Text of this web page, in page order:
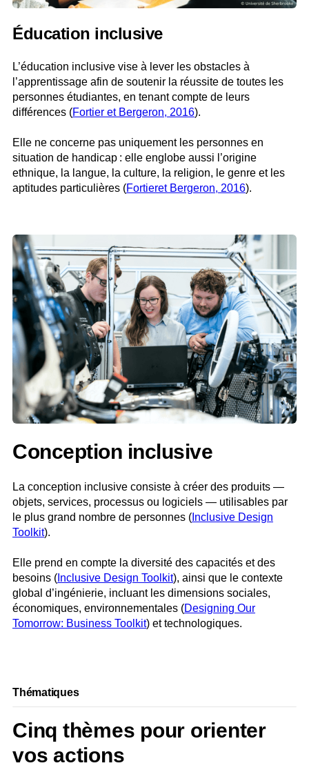
Éducation inclusive
L’éducation inclusive vise à lever les obstacles à
l’apprentissage afin de soutenir la réussite de toutes les
personnes étudiantes, en tenant compte de leurs
différences (Fortier et Bergeron, 2016).
Elle ne concerne pas uniquement les personnes en
situation de handicap : elle englobe aussi l’origine
ethnique, la langue, la culture, la religion, le genre et les
aptitudes particulières (Fortieret Bergeron, 2016).
Conception inclusive
La conception inclusive consiste à créer des produits —
objets, services, processus ou logiciels — utilisables par
le plus grand nombre de personnes ( Inclusive Design
Toolkit).
Elle prend en compte la diversité des capacités et des
besoins ( Inclusive Design Toolkit), ainsi que le contexte
global d’ingénierie, incluant les dimensions sociales,
économiques, environnementales (Designing Our
Tomorrow: Business Toolkit) et technologiques.
Thématiques
Cinq thèmes pour orienter
vos actions